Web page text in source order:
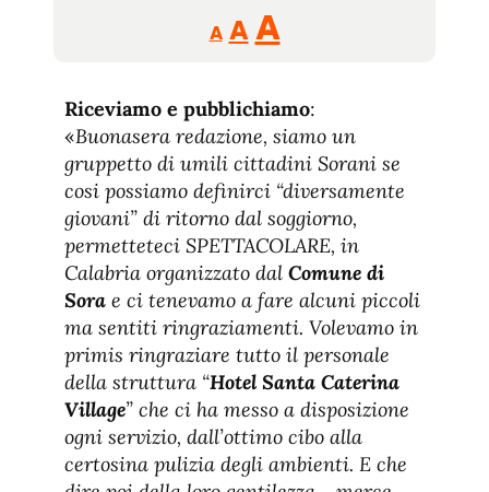
A
Reducir
tamaño
A Restablecer
tamaño
de
fuente
AAumentar
de
fuente.
Riceviamo e pubblichiamo:
«Buonasera redazione, siamo un
gruppetto di umili cittadini Sorani se
cosi possiamo definirci “diversamente
giovani” di ritorno dal soggiorno,
permetteteci SPETTACOLARE, in
Calabria organizzato dal Comune di
Sora e ci tenevamo a fare alcuni piccoli
ma sentiti ringraziamenti. Volevamo in
primis ringraziare tutto il personale
della struttura “Hotel Santa Caterina
Village” che ci ha messo a disposizione
ogni servizio, dall’ottimo cibo alla
certosina pulizia degli ambienti. E che